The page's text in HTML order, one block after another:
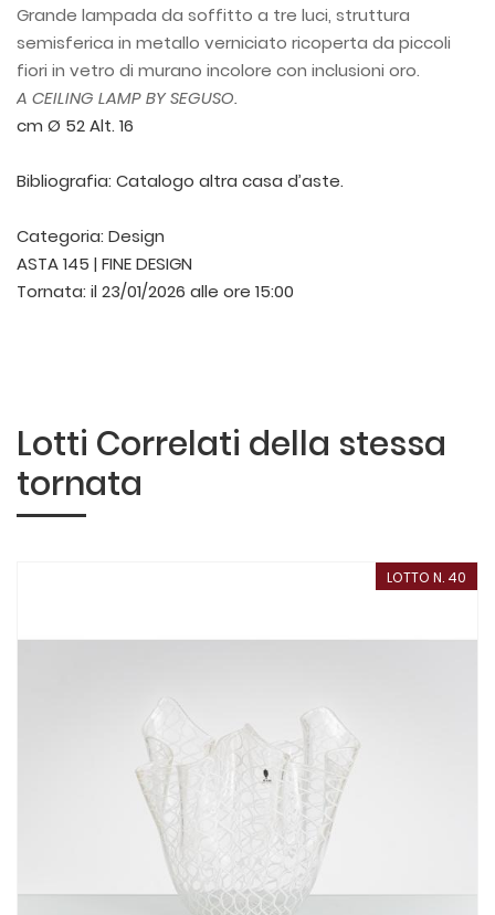
Grande lampada da soffitto a tre luci, struttura
semisferica in metallo verniciato ricoperta da piccoli
fiori in vetro di murano incolore con inclusioni oro.
A CEILING LAMP BY SEGUSO.
cm Ø 52 Alt. 16
Bibliografia: Catalogo altra casa d’aste.
Categoria: Design
ASTA 145 | FINE DESIGN
Tornata: il 23/01/2026 alle ore 15:00
Lotti Correlati della stessa
tornata
LOTTO N. 40